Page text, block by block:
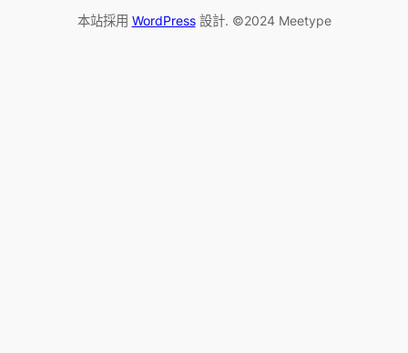
本站採用 WordPress設計. ©2024 Meetype